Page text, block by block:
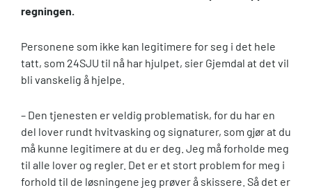
regningen.
Personene som ikke kan legitimere for seg i det hele
tatt, som 24SJU til nå har hjulpet, sier Gjemdal at det vil
bli vanskelig å hjelpe.
– Den tjenesten er veldig problematisk, for du har en
del lover rundt hvitvasking og signaturer, som gjør at du
må kunne legitimere at du er deg. Jeg må forholde meg
til alle lover og regler. Det er et stort problem for meg i
forhold til de løsningene jeg prøver å skissere. Så det er